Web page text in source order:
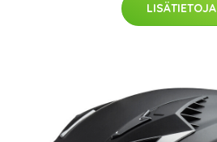
LISÄTIETOJA